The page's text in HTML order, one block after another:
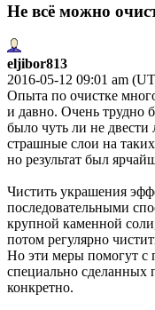
Не всё можно
eljibor813
2016-05-12 09:01 am
Опыта по очистке
и давно. Очень трудно
было чуть ли не
страшные слои на
но результат был
Чистить украшения
последовательными
крупной каменной
потом регулярно
Но эти меры помогут с
специально сделанных
конкретно.